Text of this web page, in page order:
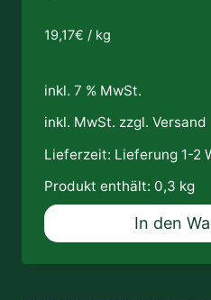
19,17€ / kg
inkl. 7 % MwSt.
inkl. MwSt. zzgl. Versand
Lieferzeit: Lieferung 1-2
Produkt enthält: 0,3 kg
In den